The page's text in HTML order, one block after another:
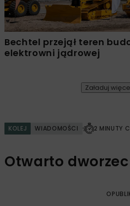
Bechtel przejął teren
elektrowni jądrowej
Załaduj
KOLEJ WIADOMOŚCI 2 MINUTY
Otwarto